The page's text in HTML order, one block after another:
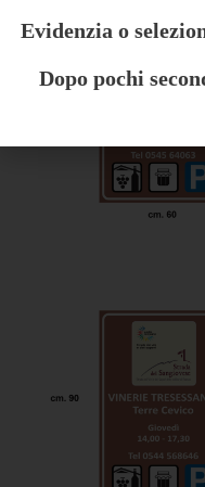
Evidenzia o
Dopo pochi